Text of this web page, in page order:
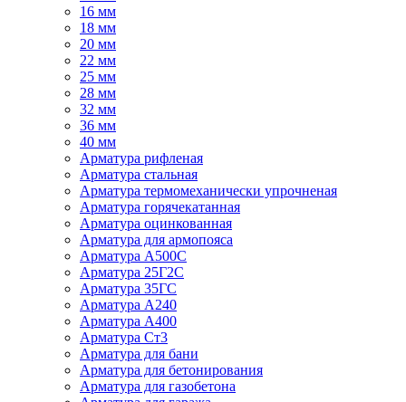
16 мм
18 мм
20 мм
22 мм
25 мм
28 мм
32 мм
36 мм
40 мм
Арматура рифленая
Арматура стальная
Арматура термомеханически упрочненая
Арматура горячекатанная
Арматура оцинкованная
Арматура для армопояса
Арматура A500С
Арматура 25Г2С
Арматура 35ГС
Арматура А240
Арматура А400
Арматура Ст3
Арматура для бани
Арматура для бетонирования
Арматура для газобетона